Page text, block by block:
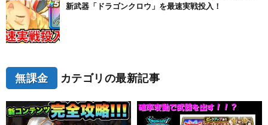
新武器「ドラゴンクロウ」を最速実戦投入！
無課金 カテゴリの最新記事